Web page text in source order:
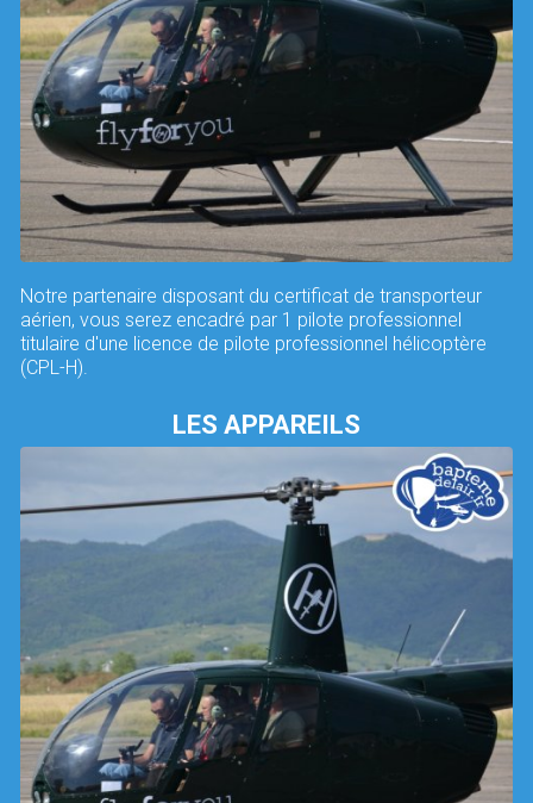
Notre partenaire disposant du certificat de transporteur
aérien, vous serez encadré par 1 pilote professionnel
titulaire d'une licence de pilote professionnel hélicoptère
(CPL-H).
LES APPAREILS